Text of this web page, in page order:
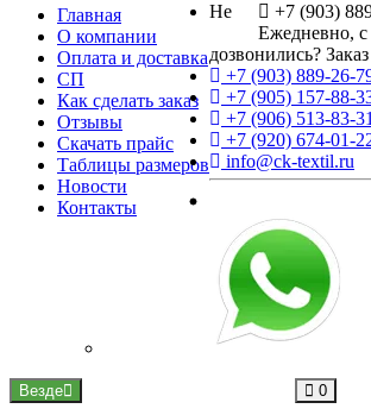
Главная
О компании
Оплата и доставка
СП
Как сделать заказ
Отзывы
Скачать прайс
Таблицы размеров
Новости
Контакты
+7 (903)
Ежедневно,
Не
дозвонились?
+7 (903) 889-26-
+7 (905) 157-88-
+7 (906) 513-83-31
+7 (920) 674-01-
info@ck-textil.ru
0
Везде